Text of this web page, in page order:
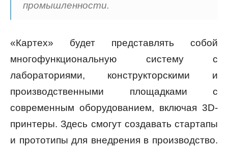
промышленности.
«Картех» будет представлять собой
многофункциональную систему с
лабораториями, конструкторскими и
производственными площадками с
современным оборудованием, включая 3D-
принтеры. Здесь смогут создавать стартапы
и прототипы для внедрения в производство.